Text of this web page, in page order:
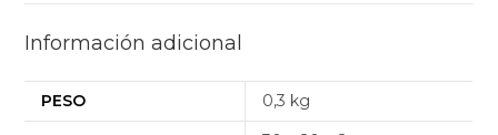
Información adicional
PESO
0,3 kg